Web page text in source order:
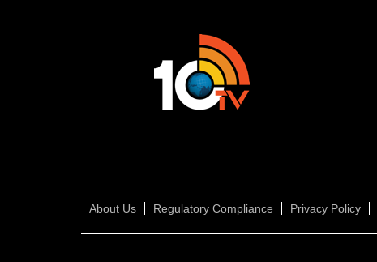
About Us Regulatory Compliance Privacy Policy